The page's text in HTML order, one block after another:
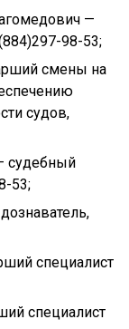
—
98-53;
смены на
судов,
судебный
53;
специалист
специалист